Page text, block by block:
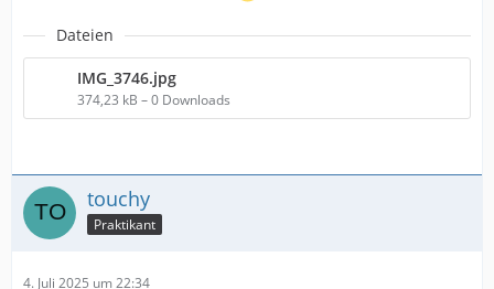
Dateien
IMG_3746.jpg
374,23 kB – 0 Downloads
touchy
Praktikant
4. Juli 2025 um 22:34